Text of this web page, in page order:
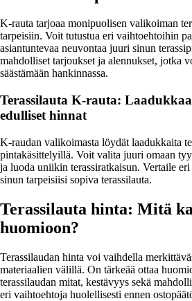
K-rauta tarjoaa monipuolisen valikoiman
tarpeisiin. Voit tutustua eri vaihtoehtoihin
asiantuntevaa neuvontaa juuri sinun
mahdolliset tarjoukset ja alennukset, jotka
säästämään hankinnassa.
Terassilauta K-rauta:
edulliset hinnat
K-raudan valikoimasta löydät laadukkaita
pintakäsittelyillä. Voit valita juuri omaan
ja luoda uniikin terassiratkaisun. Vertaile
sinun tarpeisiisi sopiva terassilauta.
Terassilauta hinta: Mitä
huomioon?
Terassilaudan hinta voi vaihdella
materiaalien välillä. On tärkeää ottaa
terassilaudan mitat, kestävyys sekä
eri vaihtoehtoja huolellisesti ennen